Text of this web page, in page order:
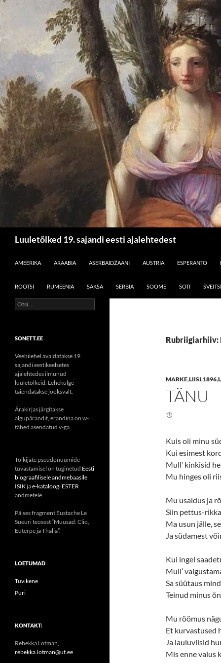
Luuletõlked 19. sajandi eesti ajalehtedest
AMEERIKA
ARAABIA ASERBAIDŽAANI AUSTRIA ESPERANTO
ROOTSI RUMEENIA SAKSA SERBIA SOOME ŠOTI ŠVEITSI
Rubriigiarhiiv:
MARKE,LIISI,1896,
TÄNU
Kuis oli minu
Kui esimest
Mull’ kinkisid
Mu hinges oli
Mu usaldus ja
Siin pettus-
Ma usun jälle,
Ja südamest
Kui ingel
Mull’
Sa süütaus
Teinud minus
Mu röömus
Et kurvastused
Ja lauluviisid
Mis enne valus
Otsi:
SONETT.EE
Veebilehel avaldatakse 19.
sajandi eestikeelsetes
ajalehtedes ilmunud
luuletõlkeid. Lehekülge
täiendatakse jooksvalt.
Ärakirjas järgitakse
algupärandit, erandina on w-
tähed asendatud v-ga.
Tõlkijate pseudonüümide
tuvastamisel on tuginetud Eesti
biograafilisele andmebaasile
ISIK jae-kataloogi ESTER
andmetele.
Päises fragment Eustache Le
Sueuri teosest “Muusad: Clio,
Euterpe ja Thalia”.
LOETUMAD
Tuvikene
Puri
KONTAKT:
Rebekka Lotman,
rebekka.lotman@ut.ee